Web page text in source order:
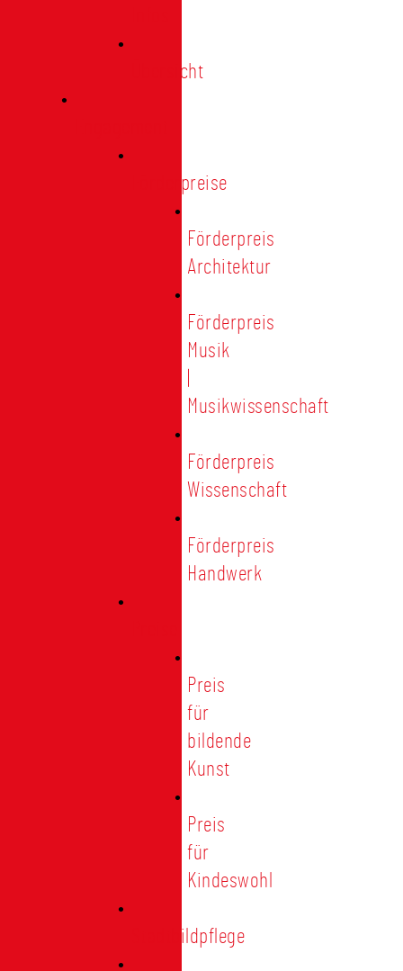
Übersicht
Förderpreise
Förderpreis
Architektur
Förderpreis
Musik
Musikwissenschaft
Förderpreis
Wissenschaft
Förderpreis
Handwerk
Preis
für
bildende
Kunst
Preis
für
Kindeswohl
Stadtbildpflege